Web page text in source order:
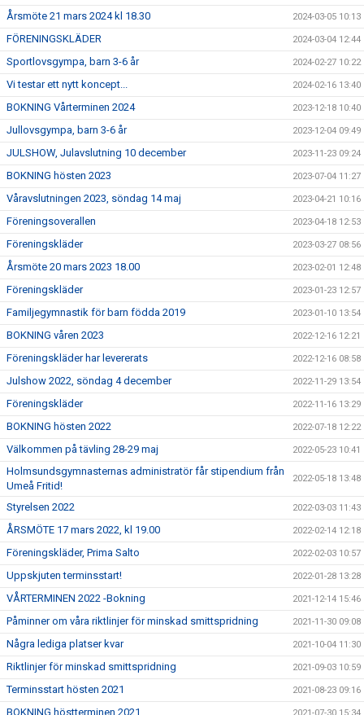
Årsmöte 21 mars 2024 kl 18.30 2024-03-05 10:13
FÖRENINGSKLÄDER 2024-03-04 12:44
Sportlovsgympa, barn 3-6 år 2024-02-27 10:22
Vi testar ett nytt koncept... 2024-02-16 13:40
BOKNING Vårterminen 2024 2023-12-18 10:40
Jullovsgympa, barn 3-6 år 2023-12-04 09:49
JULSHOW, Julavslutning 10 december 2023-11-23 09:24
BOKNING hösten 2023 2023-07-04 11:27
Våravslutningen 2023, söndag 14 maj 2023-04-21 10:16
Föreningsoverallen 2023-04-18 12:53
Föreningskläder 2023-03-27 08:56
Årsmöte 20 mars 2023 18.00 2023-02-01 12:48
Föreningskläder 2023-01-23 12:57
Familjegymnastik för barn födda 2019 2023-01-10 13:54
BOKNING våren 2023 2022-12-16 12:21
Föreningskläder har levererats 2022-12-16 08:58
Julshow 2022, söndag 4 december 2022-11-29 13:54
Föreningskläder 2022-11-16 13:29
BOKNING hösten 2022 2022-07-18 12:22
Välkommen på tävling 28-29 maj 2022-05-23 10:41
Holmsundsgymnasternas administratör får stipendium från
Umeå Fritid!
2022-05-18 13:48
Styrelsen 2022 2022-03-03 11:43
ÅRSMÖTE 17 mars 2022, kl 19.00 2022-02-14 12:18
Föreningskläder, Prima Salto 2022-02-03 10:57
Uppskjuten terminsstart! 2022-01-28 13:28
VÅRTERMINEN 2022 -Bokning 2021-12-14 15:46
Påminner om våra riktlinjer för minskad smittspridning 2021-11-30 09:08
Några lediga platser kvar 2021-10-04 11:30
Riktlinjer för minskad smittspridning 2021-09-03 10:59
Terminsstart hösten 2021 2021-08-23 09:16
BOKNING höstterminen 2021